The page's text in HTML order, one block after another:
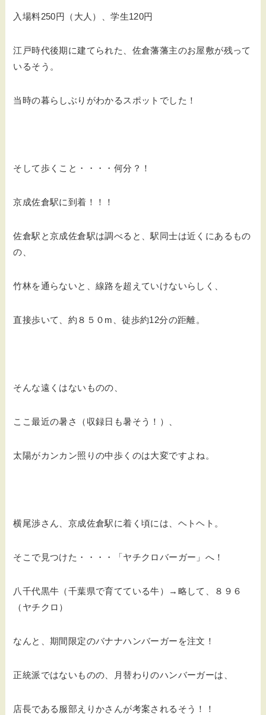
入場料250円（大人）、学生120円
江戸時代後期に建てられた、佐倉藩藩主のお屋敷が残って
いるそう。
当時の暮らしぶりがわかるスポットでした！
そして歩くこと・・・・何分？！
京成佐倉駅に到着！！！
佐倉駅と京成佐倉駅は調べると、駅同士は近くにあるもの
の、
竹林を通らないと、線路を超えていけないらしく、
直接歩いて、約８５０m、徒歩約12分の距離。
そんな遠くはないものの、
ここ最近の暑さ（収録日も暑そう！）、
太陽がカンカン照りの中歩くのは大変ですよね。
横尾渉さん、京成佐倉駅に着く頃には、ヘトヘト。
そこで見つけた・・・・「ヤチクロバーガー」へ！
八千代黒牛（千葉県で育てている牛）→略して、８９６
（ヤチクロ）
なんと、期間限定のバナナハンバーガーを注文！
正統派ではないものの、月替わりのハンバーガーは、
店長である服部えりかさんが考案されるそう！！